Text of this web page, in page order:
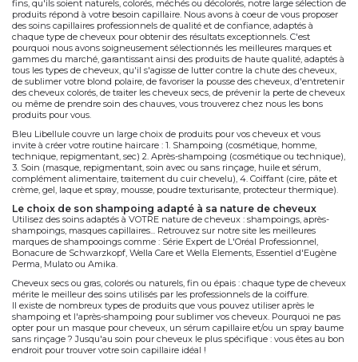
fins, qu'ils soient naturels, colorés, méchés ou décolorés, notre large sélection de
produits répond à votre besoin capillaire. Nous avons à coeur de vous proposer
des soins capillaires professionnels de qualité et de confiance, adaptés à
chaque type de cheveux pour obtenir des résultats exceptionnels. C'est
pourquoi nous avons soigneusement sélectionnés les meilleures marques et
gammes du marché, garantissant ainsi des produits de haute qualité, adaptés à
tous les types de cheveux, qu'il s'agisse de lutter contre la chute des cheveux,
de sublimer votre blond polaire, de favoriser la pousse des cheveux, d'entretenir
des cheveux colorés, de traiter les cheveux secs, de prévenir la perte de cheveux
ou même de prendre soin des chauves, vous trouverez chez nous les bons
produits pour vous.
Bleu Libellule couvre un large choix de produits pour vos cheveux et vous
invite à créer votre routine haircare : 1. Shampoing (cosmétique, homme,
technique, repigmentant, sec) 2. Après-shampoing (cosmétique ou technique),
3. Soin (masque, repigmentant, soin avec ou sans rinçage, huile et sérum,
complément alimentaire, traitement du cuir chevelu), 4. Coiffant (cire, pâte et
crème, gel, laque et spray, mousse, poudre texturisante, protecteur thermique).
le choix de son shampoing adapté à sa nature de cheveux
Utilisez des soins adaptés à VOTRE nature de cheveux : shampoings, après-
shampoings, masques capillaires... Retrouvez sur notre site les meilleures
marques de shampooings comme : Série Expert de L'Oréal Professionnel,
Bonacure de Schwarzkopf, Wella Care et Wella Elements, Essentiel d'Eugène
Perma, Mulato ou Amika.
Cheveux secs ou gras, colorés ou naturels, fin ou épais : chaque type de cheveux
mérite le meilleur des soins utilisés par les professionnels de la coiffure.
Il existe de nombreux types de produits que vous pouvez utiliser après le
shampoing et l'après-shampoing pour sublimer vos cheveux. Pourquoi ne pas
opter pour un masque pour cheveux, un sérum capillaire et/ou un spray baume
sans rinçage ? Jusqu'au soin pour cheveux le plus spécifique : vous êtes au bon
endroit pour trouver votre soin capillaire idéal !